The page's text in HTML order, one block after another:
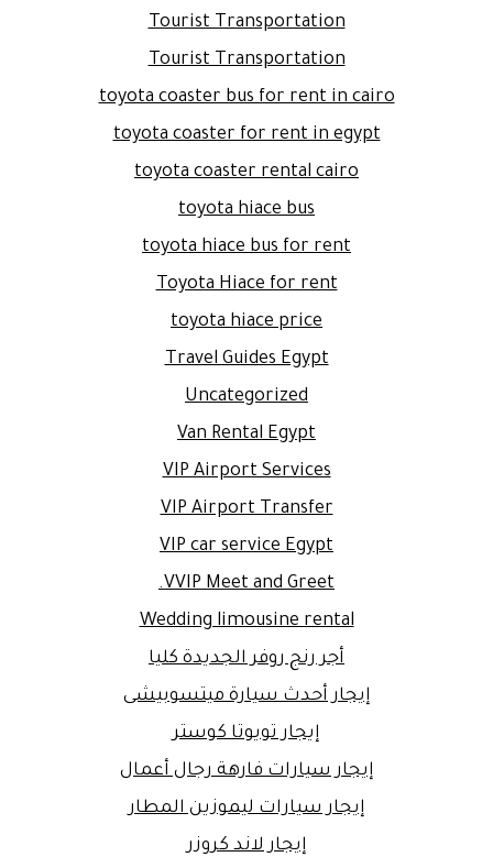
Tourist Transportation
Tourist Transportation
toyota coaster bus for rent in cairo
toyota coaster for rent in egypt
toyota coaster rental cairo
toyota hiace bus
toyota hiace bus for rent
Toyota Hiace for rent
toyota hiace price
Travel Guides Egypt
Uncategorized
Van Rental Egypt
VIP Airport Services
VIP Airport Transfer
VIP car service Egypt
VVIP Meet and Greet.
Wedding limousine rental
أجر رنج روفر الجديدة كليا
إيجار أحدث سيارة ميتسوبيشى
إيجار تويوتا كوستر
إيجار سيارات فارهة رجال أعمال
إيجار سيارات ليموزين المطار
إيجار لاند كروزر